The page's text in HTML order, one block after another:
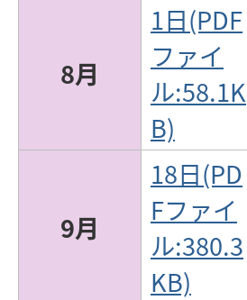
8月
1日(PDF
ファイ
ル:58.1K
B)
9月
18日(PD
Fファイ
ル:380.3
KB)